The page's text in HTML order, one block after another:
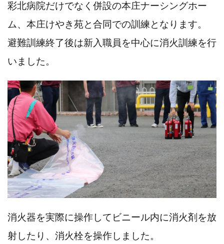
彩北病院だけでなく併設の本庄ナーシングホー
ム、本庄けやき苑と合同での訓練となります。
避難訓練終了後は新入職員を中心に消火訓練を行
いました。
消火器を実際に操作してビニール内に消火剤を放
射したり、消火栓を操作しました。